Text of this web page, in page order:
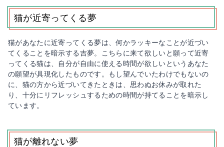
猫が近寄ってくる夢
猫があなたに近寄ってくる夢は、何かラッキーなことが近づい
てくることを暗示する吉夢。こちらに来て欲しいと願って近寄
ってくる猫は、自分が自由に使える時間が欲しいというあなた
の願望が具現化したものです。もし望んでいたわけでもないの
に、猫の方から近づいてきたときは、思わぬお休みが取れた
り、十分にリフレッシュするための時間が持てることを暗示し
ています。
猫が離れない夢